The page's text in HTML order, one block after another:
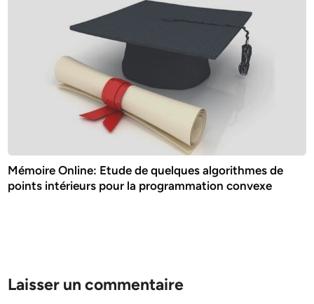
Mémoire Online: Etude de quelques algorithmes de
points intérieurs pour la programmation convexe
Laisser un commentaire